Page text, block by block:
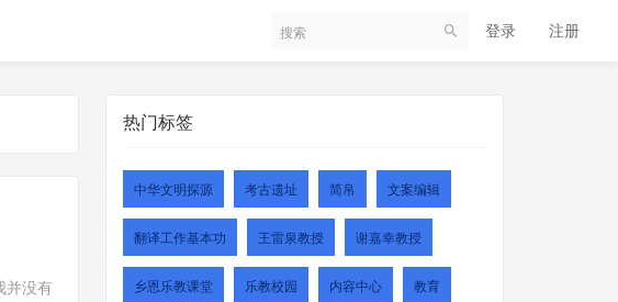
登录 注册
没有
热门标签
中华文明探源 考古遗址 简帛 文案编辑
翻译工作基本功 王雷泉教授 谢嘉幸教授
乡恩乐教课堂 乐教校园 内容中心 教育